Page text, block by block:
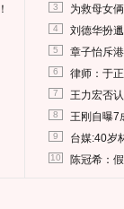
3 为救母女
4 刘德华扮
5 章子怡斥
6 律师：于
7 王力宏否
8 王刚自曝7
9 台媒:40岁
10 陈冠希：